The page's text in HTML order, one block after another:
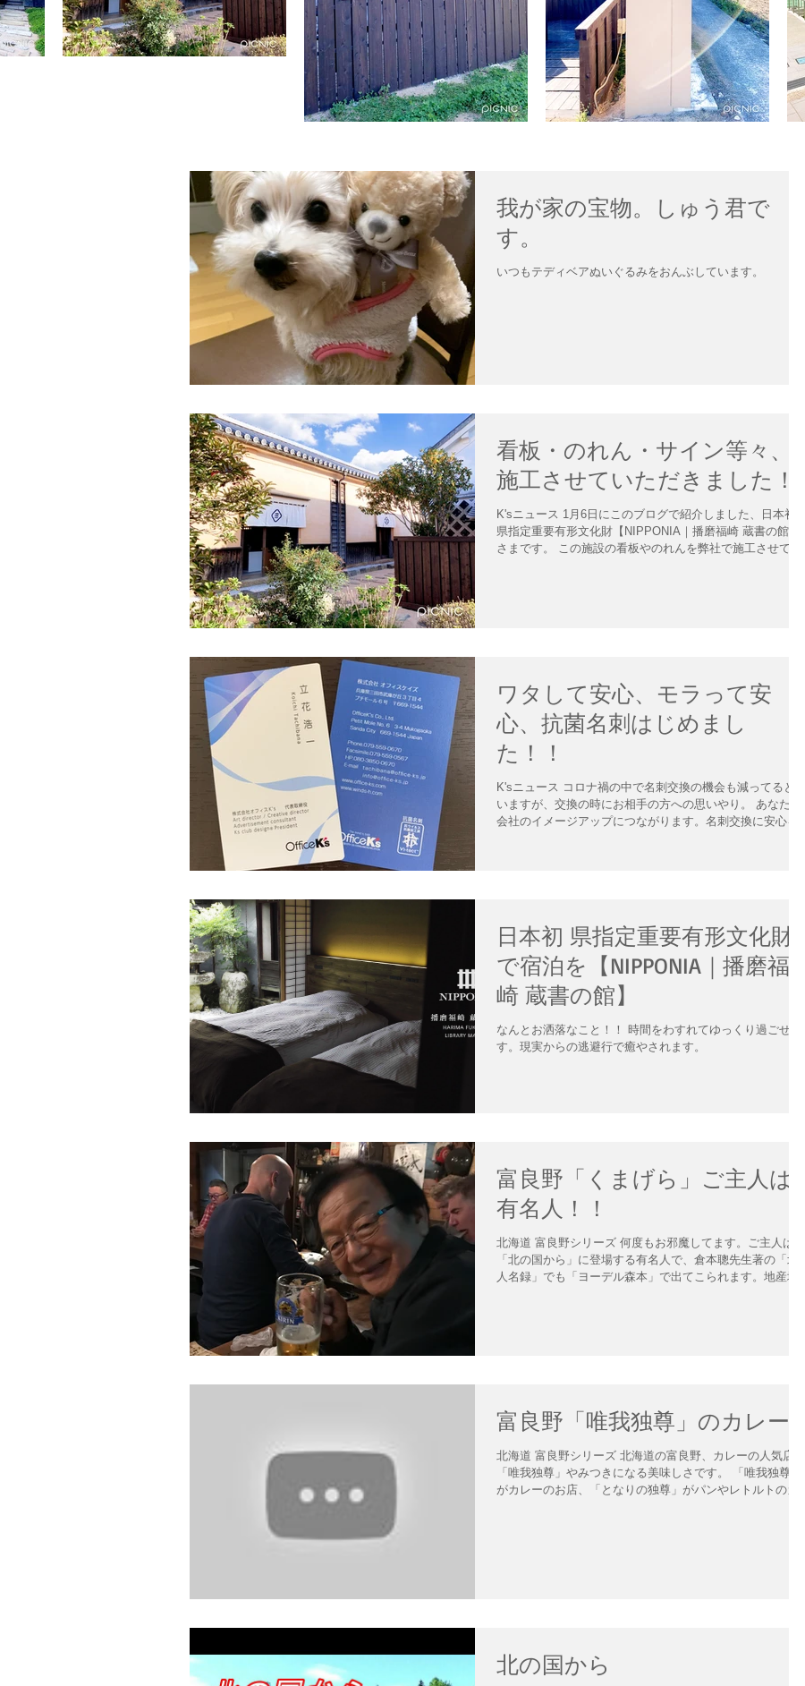
我が家の宝物。しゅう君で
す。
いつもテディベアぬいぐるみをおんぶしています。
看板・のれん・サイン等々、
施工させていただきました！
K'sニュース 1月6日にこのブログで紹介しました、日本初
県指定重要有形文化財【NIPPONIA｜播磨福崎 蔵書の館】
さまです。 この施設の看板やのれんを弊社で施工させてい
ワタして安心、モラって安
心、抗菌名刺はじめまし
た！！
K'sニュース コロナ禍の中で名刺交換の機会も減ってると思
いますが、交換の時にお相手の方への思いやり。 あなたや
会社のイメージアップにつながります。名刺交換に安心をプ
日本初 県指定重要有形文化財
で宿泊を【NIPPONIA｜播磨福
崎 蔵書の館】
なんとお洒落なこと！！ 時間をわすれてゆっくり過ごせま
す。現実からの逃避行で癒やされます。
富良野「くまげら」ご主人は
有名人！！
北海道 富良野シリーズ 何度もお邪魔してます。ご主人は
「北の国から」に登場する有名人で、倉本聰先生著の「北の
人名録」でも「ヨーデル森本」で出てこられます。地産地消
富良野「唯我独尊」のカレー
北海道 富良野シリーズ 北海道の富良野、カレーの人気店
「唯我独尊」やみつきになる美味しさです。 「唯我独尊」
がカレーのお店、「となりの独尊」がパンやレトルトのカレ
北の国から